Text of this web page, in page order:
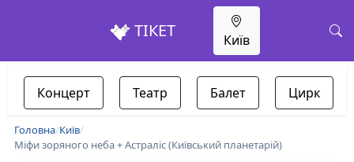
ТІКЕТ Київ
Концерт Театр Балет Цирк
Головна/Київ/
Міфи зоряного неба + Астраліс (Київський планетарій)